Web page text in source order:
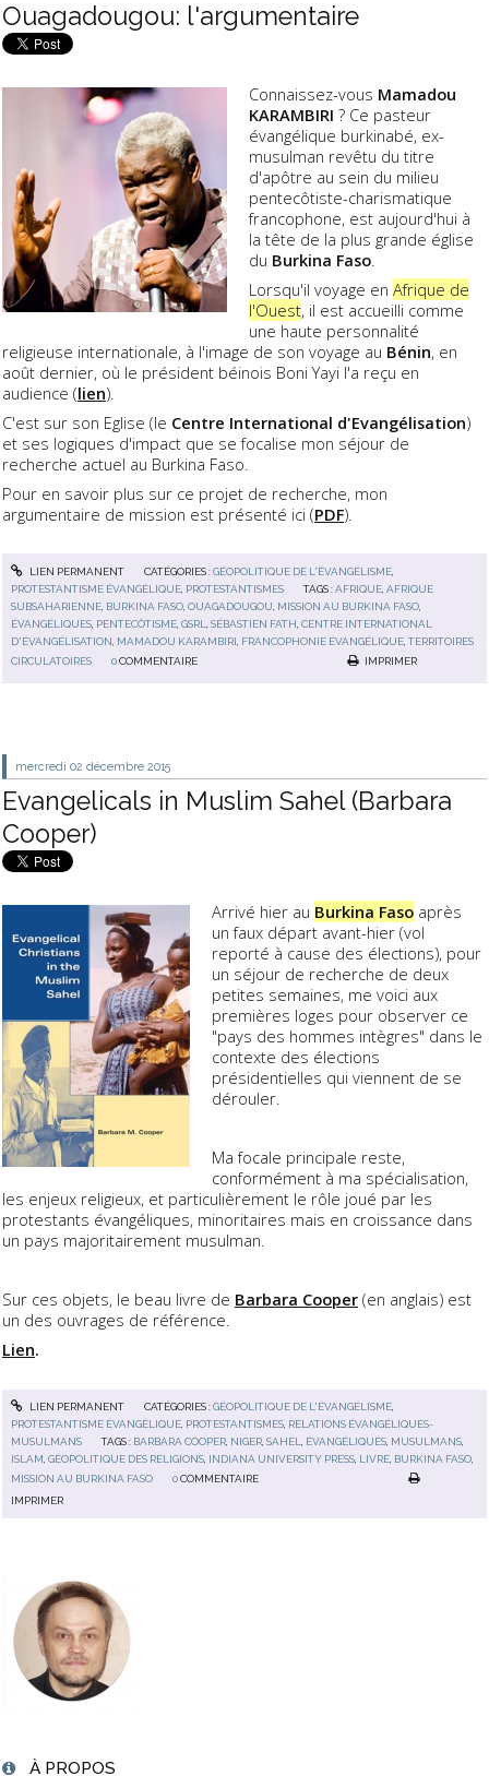
À PROPOS
Ouagadougou: l'argumentaire
Connaissez-vous Mamadou
KARAMBIRI ? Ce pasteur
évangélique burkinabé, ex-
musulman revêtu du titre
d'apôtre au sein du milieu
pentecôtiste-charismatique
francophone, est aujourd'hui à
la tête de la plus grande église
du Burkina Faso
Lorsqu'il voyage enAfrique de
l'Ouest, il est accueilli comme
une haute personnalité
religieuse internationale, à l'image de son voyage au Bénin, en
août dernier, où le président béinois Boni Yayi l'a reçu en
audience (lien).
C'est sur son Eglise (le Centre International d'Evangélisation)
et ses logiques d'impact que se focalise mon séjour de
recherche actuel au Burkina Faso.
Pour en savoir plus sur ce projet de recherche, mon
argumentaire de mission est présenté ici (PDF).
LIEN PERMANENT CATÉGORIES :GÉOPOLITIQUE DE L'ÉVANGÉLISME,
PROTESTANTISME ÉVANGÉLIQUE PROTESTANTISMES TAGS :AFRIQUE ,AFRIQUE
SUBSAHARIENNE BURKINA FASO ,OUAGADOUGOU MISSION AU BURKINA FASO
ÉVANGÉLIQUES PENTECÔTISME ,GSRL ,SÉBASTIEN FATH ,CENTRE INTERNATIONAL
D'ÉVANGÉLISATION MAMADOU KARAMBIRI FRANCOPHONIE ÉVANGÉLIQUE ,TERRITOIRES
CIRCULATOIRES
0 COMMENTAIRE IMPRIMER
mercredi 02 décembre 2015
Evangelicals in Muslim Sahel (Barbara
Cooper)
Arrivé hier au Burkina Faso après
un faux départ avant-hier (vol
reporté à cause des élections), pour
un séjour de recherche de deux
petites semaines, me voici aux
premières loges pour observer ce
"pays des hommes intègres" dans le
contexte des élections
présidentielles qui viennent de se
dérouler.
Ma focale principale reste,
conformément à ma spécialisation,
les enjeux religieux, et particulièrement le rôle joué par les
protestants évangéliques, minoritaires mais en croissance dans
un pays majoritairement musulman.
Sur ces objets, le beau livre de Barbara Cooper (en anglais) est
un des ouvrages de référence.
Lien.
LIEN PERMANENT CATÉGORIES :GÉOPOLITIQUE DE L'ÉVANGÉLISME,
PROTESTANTISME ÉVANGÉLIQUE PROTESTANTISMES RELATIONS ÉVANGÉLIQUES-
MUSULMANS
TAGS : BARBARA COOPER NIGER ,SAHEL ÉVANGÉLIQUES MUSULMANS
ISLAM ,GÉOPOLITIQUE DES RELIGIONS INDIANA UNIVERSITY PRESS LIVRE BURKINA FASO
MISSION AU BURKINA FASO
0 COMMENTAIRE
IMPRIMER